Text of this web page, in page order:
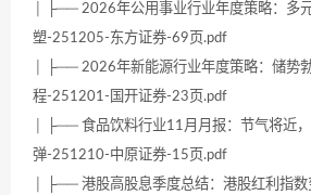
│ ├── 2026年公用事业行业年度策略：多
塑-251205-东方证券-69页.pdf
│ ├── 2026年新能源行业年度策略：储势
程-251201-国开证券-23页.pdf
│ ├── 食品饮料行业11月月报：节气将近
弹-251210-中原证券-15页.pdf
│ ├── 港股高股息季度总结：港股红利指